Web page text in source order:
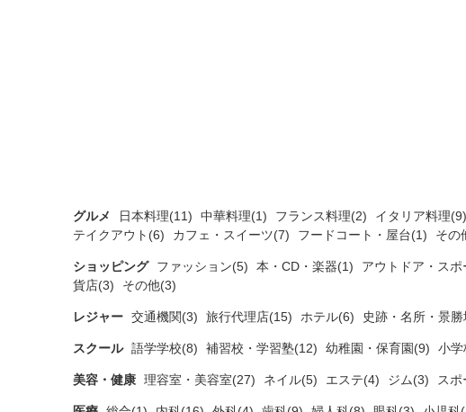
グルメ 日本料理(11) 中華料理(1) フランス料理(2) イタリア料理(9)
テイクアウト(6)
カフェ・スイーツ(7) フードコート・屋台(1) その
ショッピング ファッション(5) 本・CD・楽器(1) アウトドア・スポ
貨店(3)
その他(3)
レジャー 交通機関(3) 旅行代理店(15) ホテル(6) 史跡・名所・景
スクール 語学学校(8) 補習校・学習塾(12) 幼稚園・保育園(9) 小学
美容・健康 理容室・美容室(27) ネイル(5) エステ(4) ジム(3) ス